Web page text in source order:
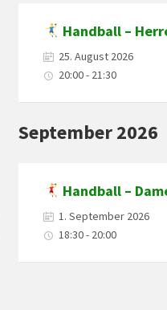
Handball –
25. August 2026
20:00 - 21:30
September 2026
Handball –
1. September 2026
18:30 - 20:00